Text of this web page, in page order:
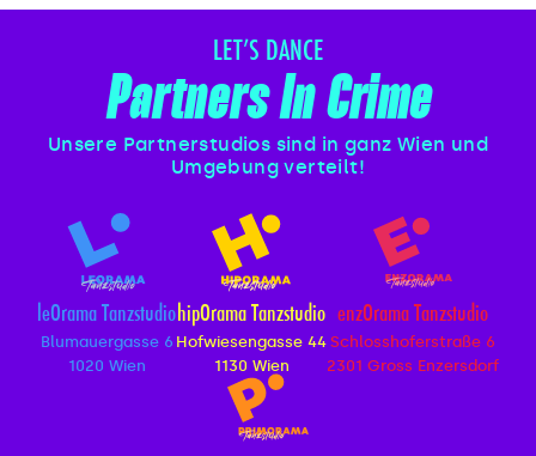
LET’S DANCE
Partners In Crime
Unsere Partnerstudios sind in ganz Wien und
Umgebung verteilt!
leOrama Tanzstudio
Blumauergasse 6
1020 Wien
hipOrama Tanzstudio
Hofwiesengasse 44
1130 Wien
enzOrama Tanzstudio
Schlosshoferstraße 6
2301 Gross Enzersdorf